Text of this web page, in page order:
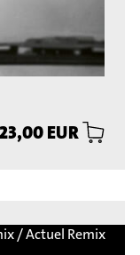
23,00 EUR
/ Actuel Remix